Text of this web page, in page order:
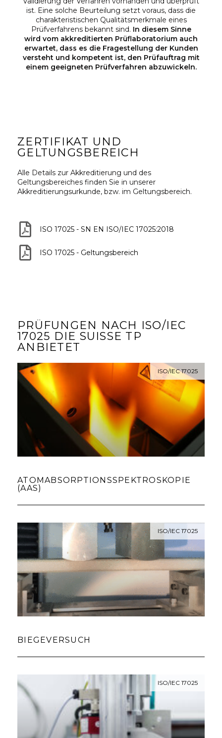
ist. Eine solche Beurteilung setzt voraus, dass die
charakteristischen Qualitätsmerkmale eines
Prüfverfahrens bekannt sind. In diesem Sinne
wird vom akkreditierten Prüflaboratorium auch
erwartet, dass es die Fragestellung der Kunden
versteht und kompetent ist, den Prüfauftrag mit
einem geeigneten Prüfverfahren abzuwickeln.
ZERTIFIKAT UND
GELTUNGSBEREICH
Alle Details zur Akkreditierung und des
Geltungsbereiches finden Sie in unserer
Akkreditierungsurkunde, bzw. im Geltungsbereich.
ISO 17025 - SN EN ISO/IEC 17025:2018
ISO 17025 - Geltungsbereich
PRÜFUNGEN NACH ISO/IEC
17025 DIE SUISSE TP
ANBIETET
ISO/IEC 17025
ATOMABSORPTIONSSPEKTROSKOPIE
(AAS)
ISO/IEC 17025
BIEGEVERSUCH
ISO/IEC 17025